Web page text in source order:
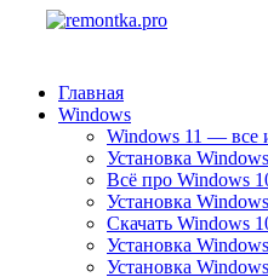
Главная
Windows
Windows 11 — все
Установка
Всё про Windows
Установка
Скачать Windows
Установка
Установка